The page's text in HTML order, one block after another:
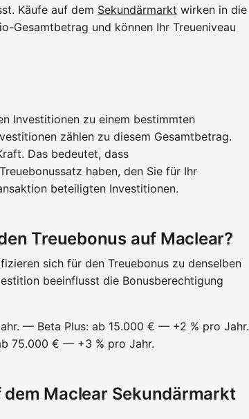
Käufe auf dem Sekundärmarkt wirken in die
Gesamtbetrag und können Ihr Treueniveau
Investitionen zu einem bestimmten
zählen zu diesem Gesamtbetrag.
Das bedeutet, dass
haben, den Sie für Ihr
beteiligten Investitionen.
Treuebonus auf Maclear?
sich für den Treuebonus zu denselben
beeinflusst die Bonusberechtigung
— Beta Plus: ab 15.000 € — +2 % pro Jahr.
75.000 € — +3 % pro Jahr.
Maclear Sekundärmarkt